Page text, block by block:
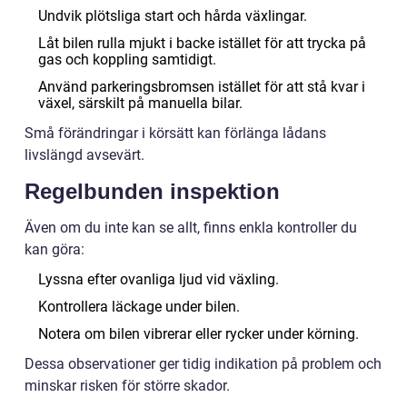
Undvik plötsliga start och hårda växlingar.
Låt bilen rulla mjukt i backe istället för att trycka på
gas och koppling samtidigt.
Använd parkeringsbromsen istället för att stå kvar i
växel, särskilt på manuella bilar.
Små förändringar i körsätt kan förlänga lådans
livslängd avsevärt.
Regelbunden inspektion
Även om du inte kan se allt, finns enkla kontroller du
kan göra:
Lyssna efter ovanliga ljud vid växling.
Kontrollera läckage under bilen.
Notera om bilen vibrerar eller rycker under körning.
Dessa observationer ger tidig indikation på problem och
minskar risken för större skador.